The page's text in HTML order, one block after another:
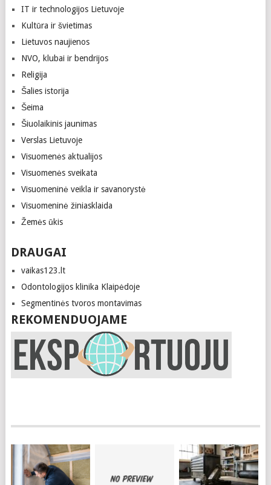
IT ir technologijos Lietuvoje
Kultūra ir švietimas
Lietuvos naujienos
NVO, klubai ir bendrijos
Religija
Šalies istorija
Šeima
Šiuolaikinis jaunimas
Verslas Lietuvoje
Visuomenės aktualijos
Visuomenės sveikata
Visuomeninė veikla ir savanorystė
Visuomeninė žiniasklaida
Žemės ūkis
DRAUGAI
vaikas123.lt
Odontologijos klinika Klaipėdoje
Segmentinės tvoros montavimas
REKOMENDUOJAME